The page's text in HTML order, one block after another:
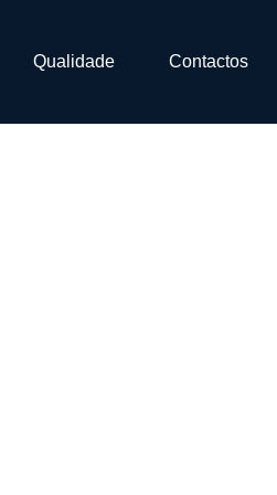
Qualidade Contactos